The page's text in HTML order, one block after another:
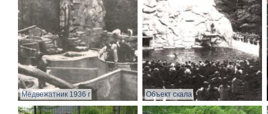
Медвежатник 1936 г Объект скала